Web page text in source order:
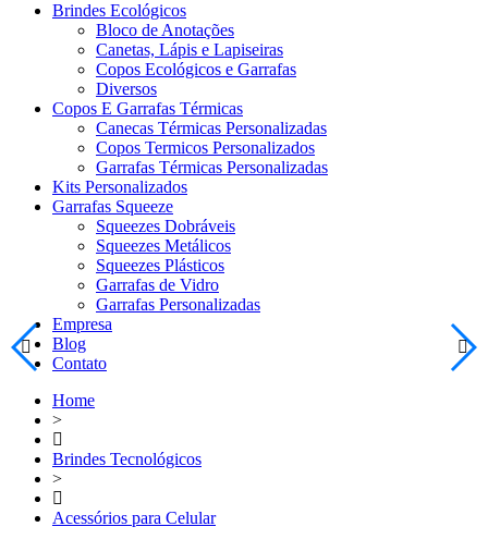
Brindes Ecológicos
Bloco de Anotações
Canetas, Lápis e Lapiseiras
Copos Ecológicos e Garrafas
Diversos
Copos E Garrafas Térmicas
Canecas Térmicas Personalizadas
Copos Termicos Personalizados
Garrafas Térmicas Personalizadas
Kits Personalizados
Garrafas Squeeze
Squeezes Dobráveis
Squeezes Metálicos
Squeezes Plásticos
Garrafas de Vidro
Garrafas Personalizadas
Empresa
Blog
Contato
Home
>
Brindes Tecnológicos
>
Acessórios para Celular